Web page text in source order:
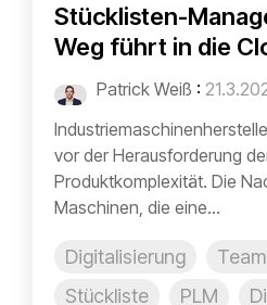
Stücklisten-
Weg führt in die
Patrick Weiß :
vor der Herausforderung
Produktkomplexität. Die
Maschinen, die eine...
Digitalisierung
Stückliste
PLM